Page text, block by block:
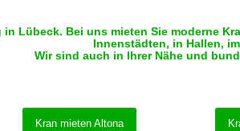
Lübeck. Bei uns mieten Sie moderne
Innenstädten, in Hallen,
Wir sind auch in Ihrer Nähe und
Kran mieten Altona